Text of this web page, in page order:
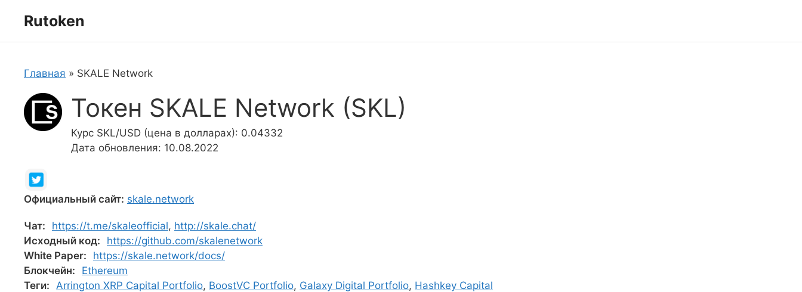
Rutoken
Главная » SKALE Network
Токен SKALE Network (SKL)
Курс SKL/USD (цена в долларах): 0.04332
Дата обновления: 10.08.2022
Официальный сайт: skale.network
Чат: https://t.me/skaleofficial, http://skale.chat/
Исходный код:
https://github.com/skalenetwork
White Paper:
https://skale.network/docs/
Блокчейн:
Ethereum
Теги: Arrington XRP Capital Portfolio, BoostVC Portfolio, Galaxy Digital Portfolio, Hashkey Capital